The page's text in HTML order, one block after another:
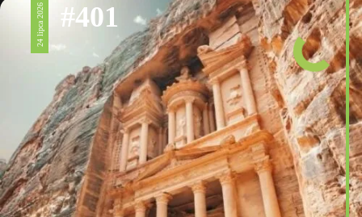
24 lipca 2026 #401